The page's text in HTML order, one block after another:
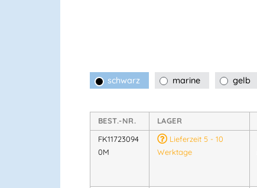
BEST.-NR. LAGER
FK11723094
0M
Lieferzeit 5 - 10
Werktage
schwarz marine gelb